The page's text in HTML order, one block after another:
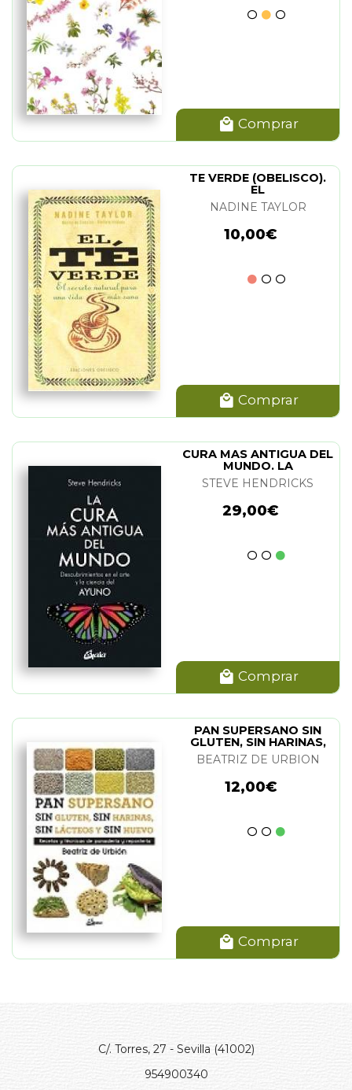
Comprar
TE VERDE (OBELISCO).
EL
NADINE TAYLOR
10,00€
Comprar
CURA MAS ANTIGUA DEL
MUNDO. LA
STEVE HENDRICKS
29,00€
Comprar
PAN SUPERSANO SIN
GLUTEN, SIN HARINAS,
SIN LACTEOS
BEATRIZ DE URBION
12,00€
Comprar
C/. Torres, 27 - Sevilla (41002)
954900340